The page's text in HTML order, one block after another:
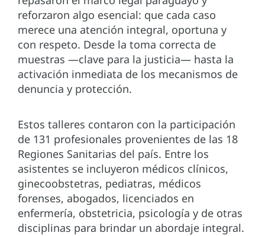
reforzaron algo esencial: que cada caso
merece una atención integral, oportuna y
con respeto. Desde la toma correcta de
muestras —clave para la justicia— hasta la
activación inmediata de los mecanismos de
denuncia y protección.
Estos talleres contaron con la participación
de 131 profesionales provenientes de las 18
Regiones Sanitarias del país. Entre los
asistentes se incluyeron médicos clínicos,
ginecoobstetras, pediatras, médicos
forenses, abogados, licenciados en
enfermería, obstetricia, psicología y de otras
disciplinas para brindar un abordaje integral.